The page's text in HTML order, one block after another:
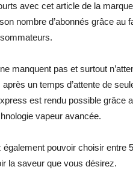
avec cet article de la
nombre d’abonnés grâce au
manquent pas et surtout
un temps d’attente de
est rendu possible grâce
vapeur avancée.
pouvoir choisir entre 5
la saveur que vous désirez.